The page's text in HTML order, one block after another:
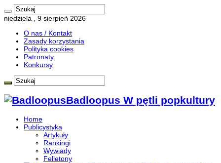
niedziela , 9 sierpień 2026
O nas / Kontakt
Zasady korzystania
Polityka cookies
Patronaty
Konkursy
Badloopus W pętli popkultury
Home
Publicystyka
Artykuły
Rankingi
Wywiady
Felietony